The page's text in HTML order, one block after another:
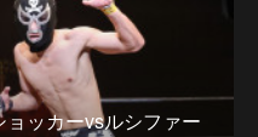
ッカーvsルシファー